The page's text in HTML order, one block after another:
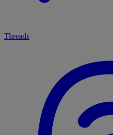
Threads